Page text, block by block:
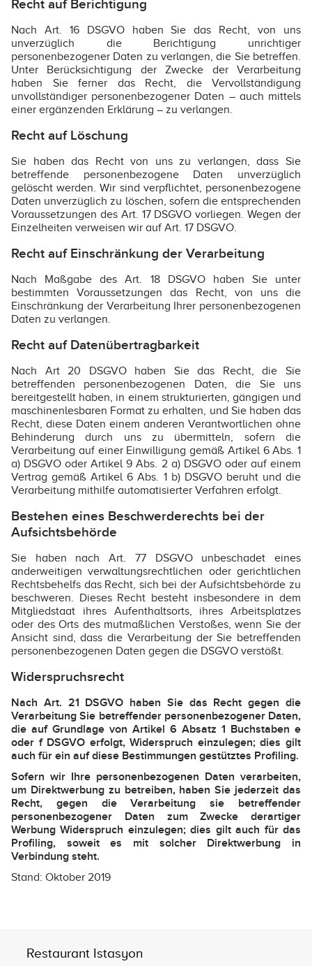
Recht auf Berichtigung
Nach Art. 16 DSGVO haben Sie das Recht, von uns
unverzüglich die Berichtigung unrichtiger
personenbezogener Daten zu verlangen, die Sie betreffen.
Unter Berücksichtigung der Zwecke der Verarbeitung
haben Sie ferner das Recht, die Vervollständigung
unvollständiger personenbezogener Daten – auch mittels
einer ergänzenden Erklärung – zu verlangen.
Recht auf Löschung
Sie haben das Recht von uns zu verlangen, dass Sie
betreffende personenbezogene Daten unverzüglich
gelöscht werden. Wir sind verpflichtet, personenbezogene
Daten unverzüglich zu löschen, sofern die entsprechenden
Voraussetzungen des Art. 17 DSGVO vorliegen. Wegen der
Einzelheiten verweisen wir auf Art. 17 DSGVO.
Recht auf Einschränkung der Verarbeitung
Nach Maßgabe des Art. 18 DSGVO haben Sie unter
bestimmten Voraussetzungen das Recht, von uns die
Einschränkung der Verarbeitung Ihrer personenbezogenen
Daten zu verlangen.
Recht auf Datenübertragbarkeit
Nach Art 20 DSGVO haben Sie das Recht, die Sie
betreffenden personenbezogenen Daten, die Sie uns
bereitgestellt haben, in einem strukturierten, gängigen und
maschinenlesbaren Format zu erhalten, und Sie haben das
Recht, diese Daten einem anderen Verantwortlichen ohne
Behinderung durch uns zu übermitteln, sofern die
Verarbeitung auf einer Einwilligung gemäß Artikel 6 Abs. 1
a) DSGVO oder Artikel 9 Abs. 2 a) DSGVO oder auf einem
Vertrag gemäß Artikel 6 Abs. 1 b) DSGVO beruht und die
Verarbeitung mithilfe automatisierter Verfahren erfolgt.
Bestehen eines Beschwerderechts bei der
Aufsichtsbehörde
Sie haben nach Art. 77 DSGVO unbeschadet eines
anderweitigen verwaltungsrechtlichen oder gerichtlichen
Rechtsbehelfs das Recht, sich bei der Aufsichtsbehörde zu
beschweren. Dieses Recht besteht insbesondere in dem
Mitgliedstaat ihres Aufenthaltsorts, ihres Arbeitsplatzes
oder des Orts des mutmaßlichen Verstoßes, wenn Sie der
Ansicht sind, dass die Verarbeitung der Sie betreffenden
personenbezogenen Daten gegen die DSGVO verstößt.
Widerspruchsrecht
Nach Art. 21 DSGVO haben Sie das Recht gegen die
Verarbeitung Sie betreffender personenbezogener Daten,
die auf Grundlage von Artikel 6 Absatz 1 Buchstaben e
oder f DSGVO erfolgt, Widerspruch einzulegen; dies gilt
auch für ein auf diese Bestimmungen gestütztes Profiling.
Sofern wir Ihre personenbezogenen Daten verarbeiten,
um Direktwerbung zu betreiben, haben Sie jederzeit das
Recht, gegen die Verarbeitung sie betreffender
personenbezogener Daten zum Zwecke derartiger
Werbung Widerspruch einzulegen; dies gilt auch für das
Profiling, soweit es mit solcher Direktwerbung in
Verbindung steht.
Stand: Oktober 2019
Restaurant Istasyon